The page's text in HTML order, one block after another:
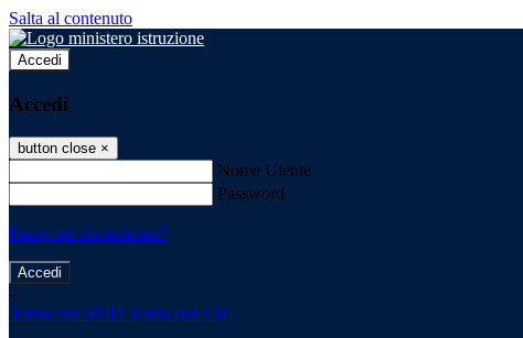
Salta al contenuto
Accedi
Accedi
button close ×
Nome Utente
Password
Password dimenticata?
-
Entra con SPID Entra con CIE